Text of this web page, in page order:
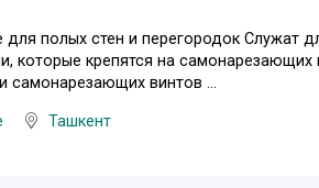
для полых стен и перегородок Служат
которые крепятся на
винтов ...
Ташкент